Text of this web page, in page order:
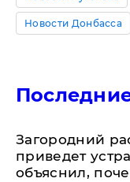
Новости Донбасса
Загородний
приведет
объяснил,